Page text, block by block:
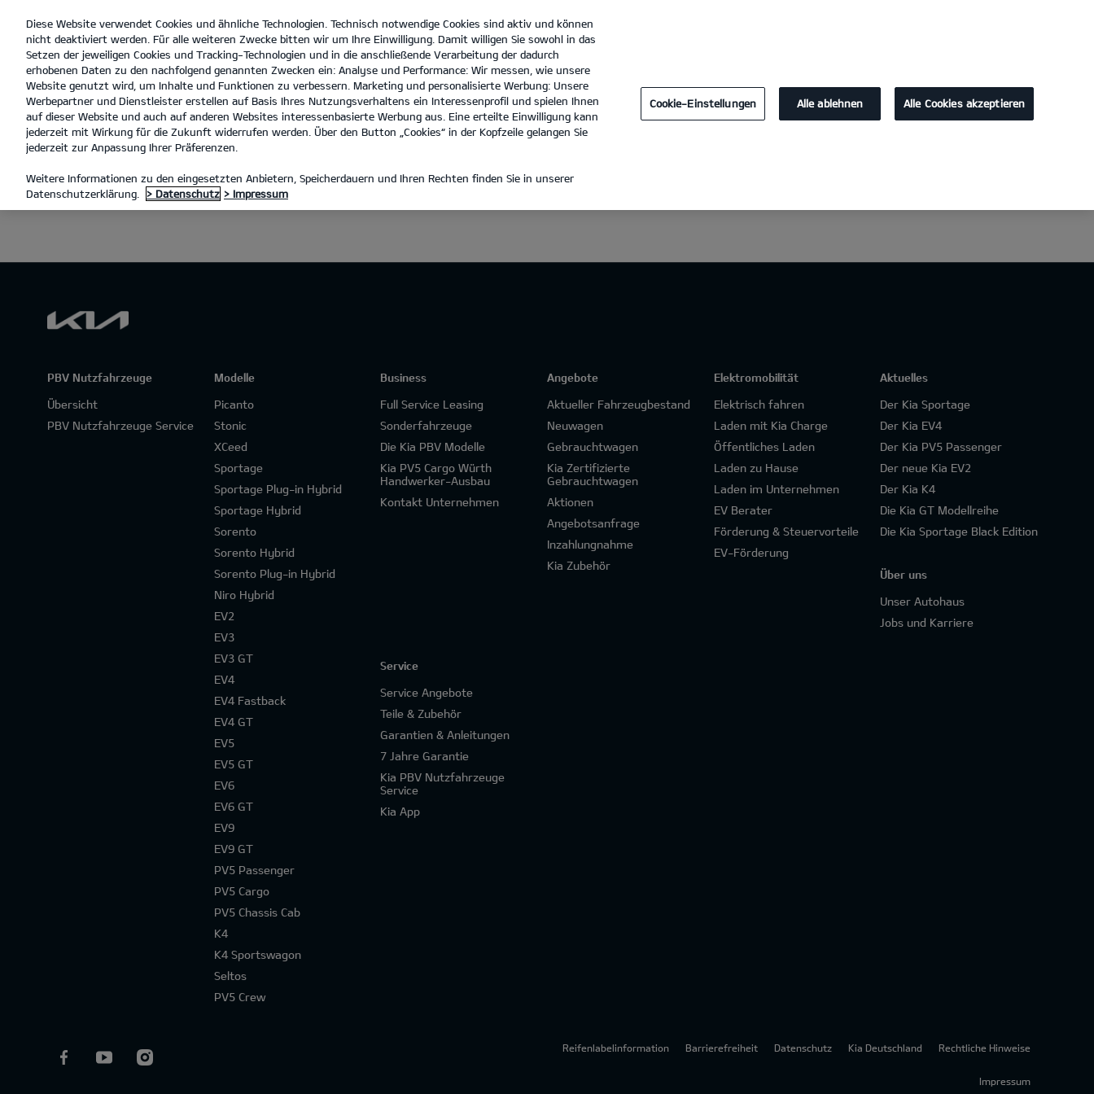
open
menu
Procar Automobile Movement GmbH
PBV Nutzfahrzeuge
Übersicht
PBV Nutzfahrzeuge Service
Modelle
Picanto
Stonic
XCeed
Sportage
Sportage Plug-in Hybrid
Sportage Hybrid
Sorento
Sorento Hybrid
Sorento Plug-in Hybrid
Niro Hybrid
EV2
EV3
EV3 GT
EV4
EV4 Fastback
EV4 GT
EV5
EV5 GT
EV6
EV6 GT
EV9
EV9 GT
PV5 Passenger
PV5 Cargo
PV5 Chassis Cab
K4
K4 Sportswagon
Seltos
PV5 Crew
Business
Full Service Leasing
Sonderfahrzeuge
Die Kia PBV Modelle
Kia PV5 Cargo Würth
Handwerker-Ausbau
Kontakt Unternehmen
Angebote
Aktueller Fahrzeugbestand
Neuwagen
Gebrauchtwagen
Kia Zertifizierte
Gebrauchtwagen
Aktionen
Angebotsanfrage
Inzahlungnahme
Kia Zubehör
Elektromobilität
Elektrisch fahren
Laden mit Kia Charge
Öffentliches Laden
Laden zu Hause
Laden im Unternehmen
EV Berater
Förderung & Steuervorteile
EV-Förderung
Aktuelles
Der Kia Sportage
Der Kia EV4
Der Kia PV5 Passenger
Der neue Kia EV2
Der Kia K4
Die Kia GT Modellreihe
Die Kia Sportage Black Edition
Über uns
Unser Autohaus
Jobs und Karriere
Service
Service Angebote
Teile & Zubehör
Garantien & Anleitungen
7 Jahre Garantie
Kia PBV Nutzfahrzeuge
Service
Kia App
Reifenlabelinformation Barrierefreiheit Datenschutz Kia Deutschland Rechtliche Hinweise
Impressum
Diese Website verwendet Cookies und ähnliche Technologien. Technisch notwendige Cookies sind aktiv und können
nicht deaktiviert werden. Für alle weiteren Zwecke bitten wir um Ihre Einwilligung. Damit willigen Sie sowohl in das
Setzen der jeweiligen Cookies und Tracking-Technologien und in die anschließende Verarbeitung der dadurch
erhobenen Daten zu den nachfolgend genannten Zwecken ein: Analyse und Performance: Wir messen, wie unsere
Website genutzt wird, um Inhalte und Funktionen zu verbessern. Marketing und personalisierte Werbung: Unsere
Werbepartner und Dienstleister erstellen auf Basis Ihres Nutzungsverhaltens ein Interessenprofil und spielen Ihnen
auf dieser Website und auch auf anderen Websites interessenbasierte Werbung aus. Eine erteilte Einwilligung kann
jederzeit mit Wirkung für die Zukunft widerrufen werden. Über den Button „Cookies“ in der Kopfzeile gelangen Sie
jederzeit zur Anpassung Ihrer Präferenzen.
Weitere Informationen zu den eingesetzten Anbietern, Speicherdauern und Ihren Rechten finden Sie in unserer
Datenschutzerklärung.
> Datenschutz > Impressum
Cookie-Einstellungen Alle ablehnen Alle Cookies akzeptieren